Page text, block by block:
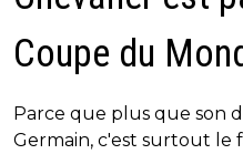
Coupe du
Parce que plus que son
Germain, c'est surtout le